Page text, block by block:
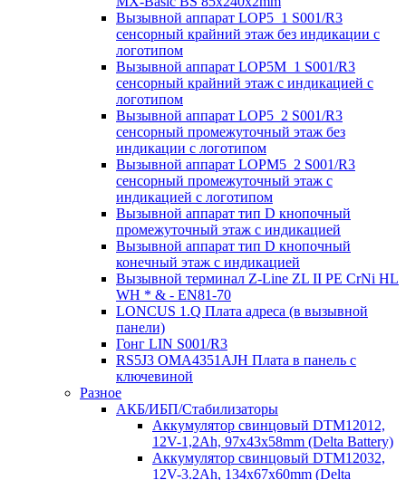
Вызывной аппарат LOP5_1 S001/R3
сенсорный крайний этаж без индикации с
логотипом
Вызывной аппарат LOP5M_1 S001/R3
сенсорный крайний этаж с индикацией с
логотипом
Вызывной аппарат LOP5_2 S001/R3
сенсорный промежуточный этаж без
индикации с логотипом
Вызывной аппарат LOPM5_2 S001/R3
сенсорный промежуточный этаж с
индикацией с логотипом
Вызывной аппарат тип D кнопочный
промежуточный этаж с индикацией
Вызывной аппарат тип D кнопочный
конечный этаж с индикацией
Вызывной терминал Z-Line ZL II PE CrNi HL
WH * & - EN81-70
LONCUS 1.Q Плата адреса (в вызывной
панели)
Гонг LIN S001/R3
RS5J3 OMA4351AJH Плата в панель с
ключевиной
Разное
АКБ/ИБП/Стабилизаторы
Аккумулятор свинцовый DTM12012,
12V-1,2Ah, 97х43х58mm (Delta Battery)
Аккумулятор свинцовый DTM12032,
12V-3.2Ah, 134x67x60mm (Delta